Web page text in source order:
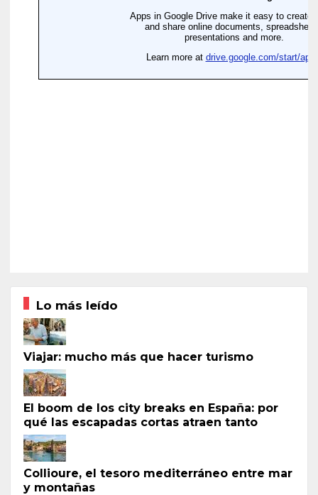
Lo más leído
Viajar: mucho más que hacer turismo
El boom de los city breaks en España: por
qué las escapadas cortas atraen tanto
Collioure, el tesoro mediterráneo entre mar
y montañas